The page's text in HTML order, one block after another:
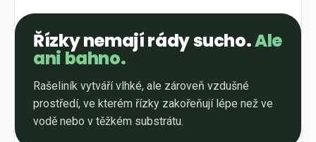
Řízky nemají rády sucho.Ale
ani bahno.
Rašeliník vytváří vlhké, ale zároveň vzdušné
prostředí, ve kterém řízky zakořeňují lépe než ve
vodě nebo v těžkém substrátu.